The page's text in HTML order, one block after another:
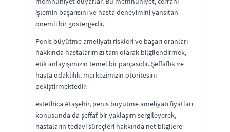
işlemin başarısını ve hasta deneyimini yansıtan
önemli bir göstergedir.
Penis büyütme ameliyatı riskleri ve başarı oranları
hakkında hastalarımızı tam olarak bilgilendirmek,
etik anlayışımızın temel bir parçasıdır. Şeffaflık ve
hasta odaklılık, merkezimizin otoritesini
pekiştirmektedir.
estethica Ataşehir, penis büyütme ameliyatı fiyatları
konusunda da şeffaf bir yaklaşım sergileyerek,
hastaların tedavi süreçleri hakkında net bilgilere